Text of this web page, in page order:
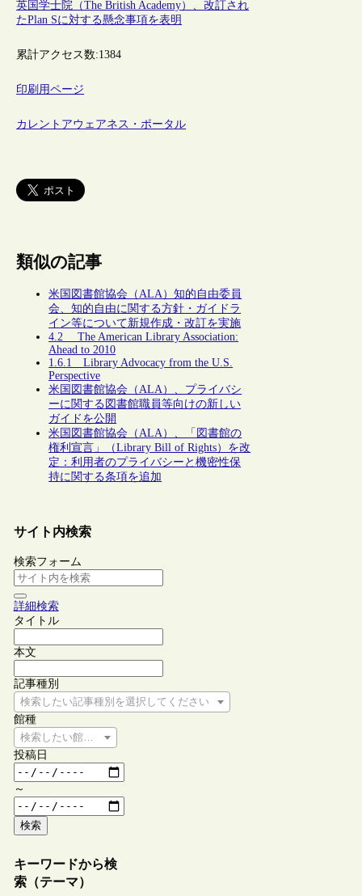
英国学士院（The British Academy）、改訂され
たPlan Sに対する懸念事項を表明
累計アクセス数:1384
印刷用ページ
カレントアウェアネス・ポータル
類似の記事
米国図書館協会（ALA）知的自由委員
会、知的自由に関する方針・ガイドラ
イン等について新規作成・改訂を実施
4.2 The American Library Association:
Ahead to 2010
1.6.1 Library Advocacy from the U.S.
Perspective
米国図書館協会（ALA）、プライバシ
ーに関する図書館職員等向けの新しい
ガイドを公開
米国図書館協会（ALA）、「図書館の
権利宣言」（Library Bill of Rights）を改
定：利用者のプライバシーと機密性保
持に関する条項を追加
サイト内検索
検索フォーム
詳細検索
タイトル
本文
記事種別
検索したい記事種別を選択してください
館種
検索したい館種を選択してください
投稿日
～
検索
キーワードから検
索（テーマ）